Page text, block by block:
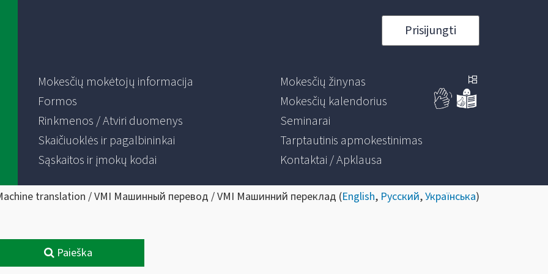
Prisijungti
Mokesčių mokėtojų informacija
Formos
Rinkmenos / Atviri duomenys
Skaičiuoklės ir pagalbininkai
Sąskaitos ir įmokų kodai
Mokesčių žinynas
Mokesčių kalendorius
Seminarai
Tarptautinis apmokestinimas
Kontaktai / Apklausa
translation / VMI Машинный перевод / VMI Машинний переклад (English, Русский,Українська)
Paieška